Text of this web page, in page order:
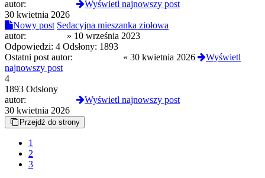
autor:
Wyświetl najnowszy post
30 kwietnia 2026
Nowy post Sedacyjna mieszanka ziołowa
autor:
» 10 września 2023
Odpowiedzi: 4 Odsłony: 1893
Ostatni post autor:
« 30 kwietnia 2026
Wyświetl
najnowszy post
4
1893 Odsłony
autor:
Wyświetl najnowszy post
30 kwietnia 2026
Przejdź do strony
1
2
3